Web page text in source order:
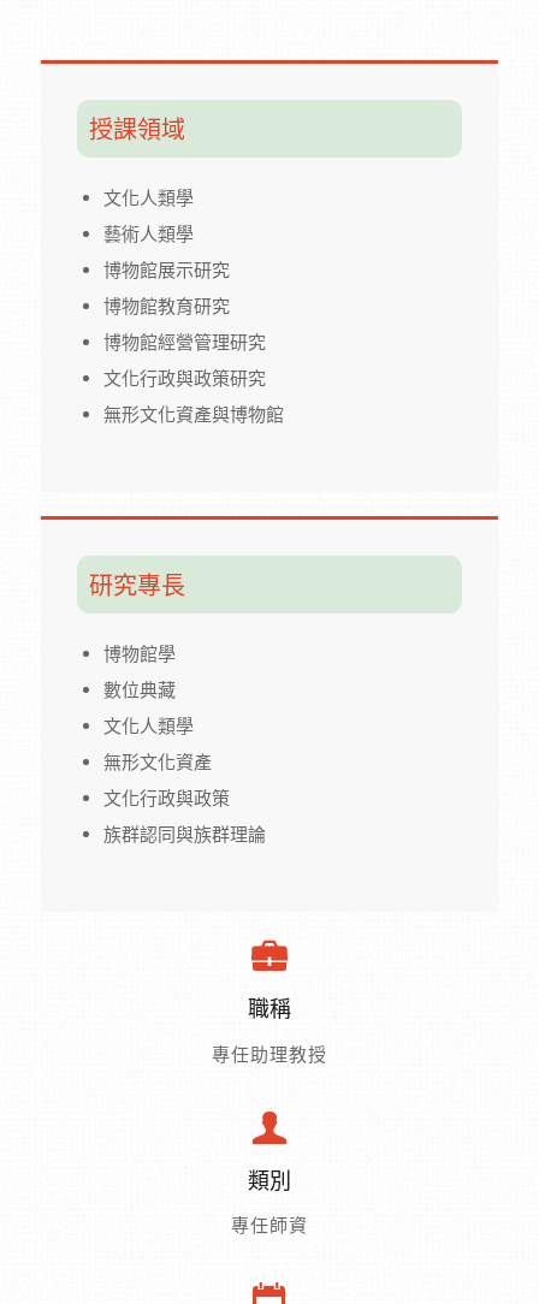
授課領域
文化人類學
藝術人類學
博物館展示研究
博物館教育研究
博物館經營管理研究
文化行政與政策研究
無形文化資產與博物館
研究專長
博物館學
數位典藏
文化人類學
無形文化資產
文化行政與政策
族群認同與族群理論
職稱
專任助理教授
類別
專任師資